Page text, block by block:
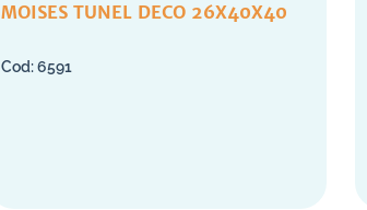
MOISES TUNEL DECO 26X40X40
6591